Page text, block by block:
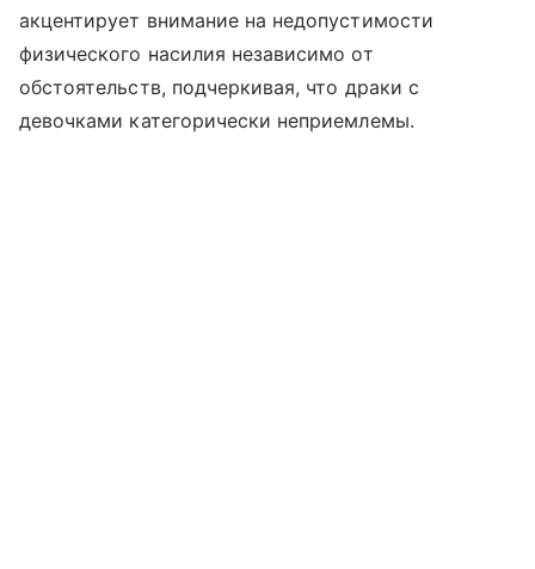
акцентирует внимание на недопустимости
физического насилия независимо от
обстоятельств, подчеркивая, что драки с
девочками категорически неприемлемы.